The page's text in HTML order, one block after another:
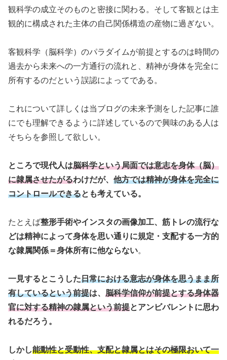
観科学の成立そのものと密接に関わる。そして客観とは主
観的に構成された主体の自己関係構造の産物に過ぎない。
客観科学（脳科学）のパラダイムが前提とするのは時間の
過去から未来への一方通行の流れと、精神が身体を完全に
所有するのだという誤認によってである。
これについて詳しくは当ブログの未来予測をした記事に誰
にでも理解できるように詳述しているので興味のある人は
そちらを参照して欲しい。
ところで現代人は脳科学という局面では意志を身体（脳）
に隷属させたがるわけだが、 他方では精神が身体を完全に
コントロールできるとも考えている。
たとえば整形手術やインスタの画像加工、筋トレの流行な
どは精神によって身体を思い通りに規定・支配する一方的
な隷属関係＝身体所有に他ならない。
一見するとこうした日常における意志が身体を思うまま所
有しているという前提は、 脳科学信仰が前提とする身体器
官に対する精神の隷属という前提とアンビバレントに思わ
れるだろう。
しかし能動性と受動性、支配と隷属とはその極限おいて一